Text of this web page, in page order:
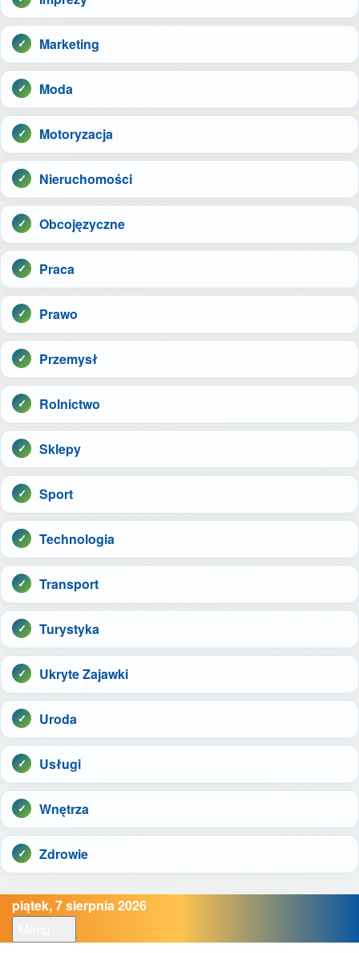
Marketing
Moda
Motoryzacja
Nieruchomości
Obcojęzyczne
Praca
Prawo
Przemysł
Rolnictwo
Sklepy
Sport
Technologia
Transport
Turystyka
Ukryte Zajawki
Uroda
Usługi
Wnętrza
Zdrowie
piątek, 7 sierpnia 2026